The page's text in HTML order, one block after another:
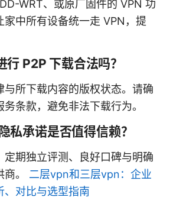
WRT、或原厂固件的 VPN 功
家中所有设备统一走 VPN，提
行 P2P 下载合法吗？
与所下载内容的版权状态。请确
条款，避免非法下载行为。
私承诺是否值得信赖？
定期独立评测、良好口碑与明确
。 二层vpn和三层vpn：企业
、对比与选型指南